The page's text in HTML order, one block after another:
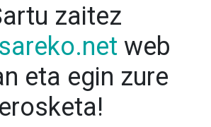
zaitez
web
eta egin zure
erosketa!